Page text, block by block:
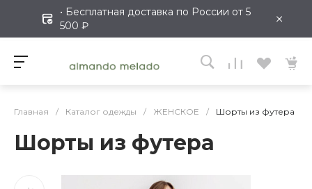
• Бесплатная доставка по России от 5
500 ₽
×
Главная / Каталог одежды / ЖЕНСКОЕ / Шорты из футера
Шорты из футера